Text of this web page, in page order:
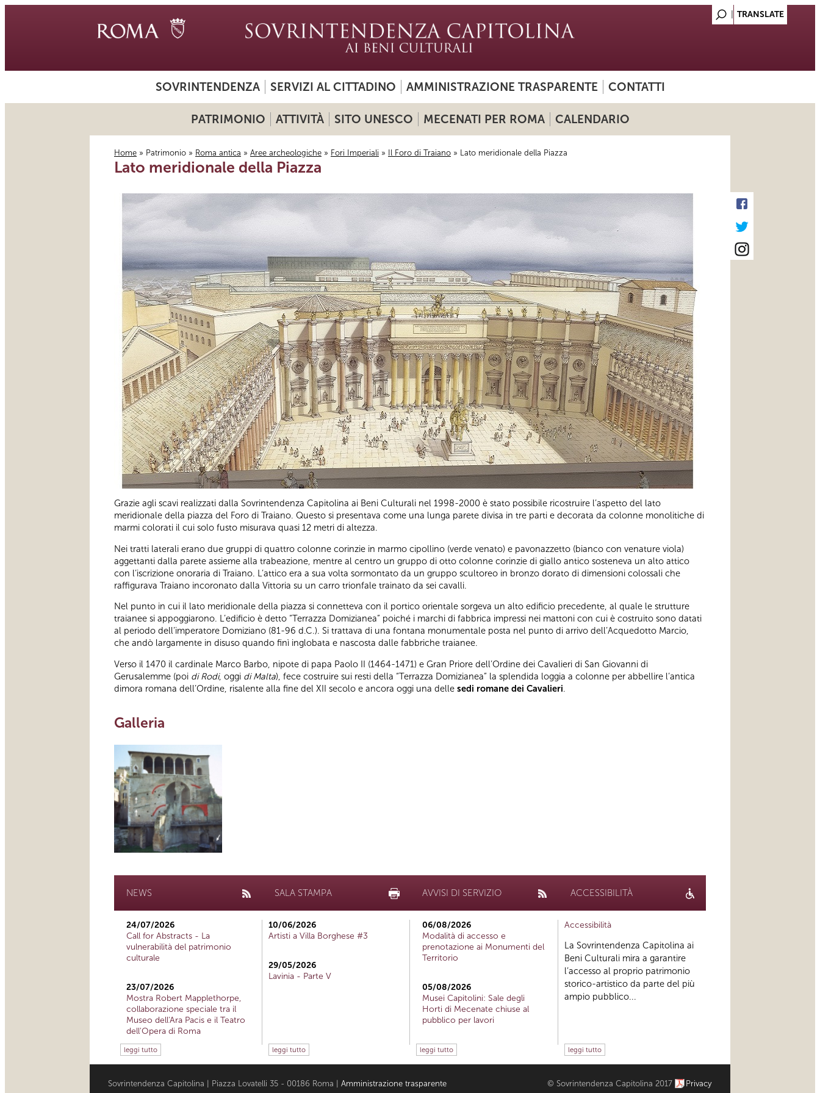
SOVRINTENDENZA SERVIZI AL CITTADINO AMMINISTRAZIONE TRASPARENTE CONTATTI
PATRIMONIO ATTIVITÀ SITO UNESCO MECENATI PER ROMA CALENDARIO
Tu sei qui
Home » Patrimonio » Roma antica » Aree archeologiche » Fori Imperiali » Il Foro di Traiano » Lato meridionale della Piazza
Lato meridionale della Piazza
Grazie agli scavi realizzati dalla Sovrintendenza Capitolina ai Beni Culturali nel 1998-2000 è stato possibile ricostruire l’aspetto del lato
meridionale della piazza del Foro di Traiano. Questo si presentava come una lunga parete divisa in tre parti e decorata da colonne monolitiche di
marmi colorati il cui solo fusto misurava quasi 12 metri di altezza.
Nei tratti laterali erano due gruppi di quattro colonne corinzie in marmo cipollino (verde venato) e pavonazzetto (bianco con venature viola)
aggettanti dalla parete assieme alla trabeazione, mentre al centro un gruppo di otto colonne corinzie di giallo antico sosteneva un alto attico
con l’iscrizione onoraria di Traiano. L’attico era a sua volta sormontato da un gruppo scultoreo in bronzo dorato di dimensioni colossali che
raffigurava Traiano incoronato dalla Vittoria su un carro trionfale trainato da sei cavalli.
Nel punto in cui il lato meridionale della piazza si connetteva con il portico orientale sorgeva un alto edificio precedente, al quale le strutture
traianee si appoggiarono. L’edificio è detto “Terrazza Domizianea” poiché i marchi di fabbrica impressi nei mattoni con cui è costruito sono datati
al periodo dell’imperatore Domiziano (81-96 d.C.). Si trattava di una fontana monumentale posta nel punto di arrivo dell’Acquedotto Marcio,
che andò largamente in disuso quando finì inglobata e nascosta dalle fabbriche traianee.
Verso il 1470 il cardinale Marco Barbo, nipote di papa Paolo II (1464-1471) e Gran Priore dell’Ordine dei Cavalieri di San Giovanni di
Gerusalemme (poi di Rodi, oggi di Malta), fece costruire sui resti della “Terrazza Domizianea” la splendida loggia a colonne per abbellire l’antica
dimora romana dell’Ordine, risalente alla fine del XII secolo e ancora oggi una delle sedi romane dei Cavalieri.
Galleria
NEWS
24/07/2026
Call for Abstracts - La
vulnerabilità del patrimonio
culturale
23/07/2026
Mostra Robert Mapplethorpe,
collaborazione speciale tra il
Museo dell'Ara Pacis e il Teatro
dell'Opera di Roma
leggi tutto
SALA STAMPA
10/06/2026
Artisti a Villa Borghese #3
29/05/2026
Lavinia - Parte V
leggi tutto
AVVISI DI SERVIZIO
06/08/2026
Modalità di accesso e
prenotazione ai Monumenti del
Territorio
05/08/2026
Musei Capitolini: Sale degli
Horti di Mecenate chiuse al
pubblico per lavori
leggi tutto
ACCESSIBILITÀ
Accessibilità
La Sovrintendenza Capitolina ai
Beni Culturali mira a garantire
l’accesso al proprio patrimonio
storico-artistico da parte del più
ampio pubblico...
leggi tutto
Sovrintendenza Capitolina | Piazza Lovatelli 35 - 00186 Roma | Amministrazione trasparente © Sovrintendenza Capitolina 2017 Privacy